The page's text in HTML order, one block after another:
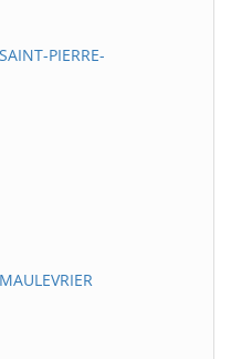
PIERRE-